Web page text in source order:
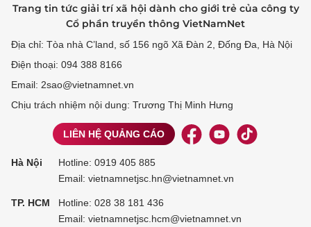
Trang tin tức giải trí xã hội dành cho giới trẻ của công ty
Cổ phần truyền thông VietNamNet
Địa chỉ: Tòa nhà C’land, số 156 ngõ Xã Đàn 2, Đống Đa, Hà Nội
Điện thoại: 094 388 8166
Email: 2sao@vietnamnet.vn
Chịu trách nhiệm nội dung: Trương Thị Minh Hưng
LIÊN HỆ QUẢNG CÁO
Hà Nội Hotline: 0919 405 885
Email: vietnamnetjsc.hn@vietnamnet.vn
TP. HCM Hotline: 028 38 181 436
Email: vietnamnetjsc.hcm@vietnamnet.vn